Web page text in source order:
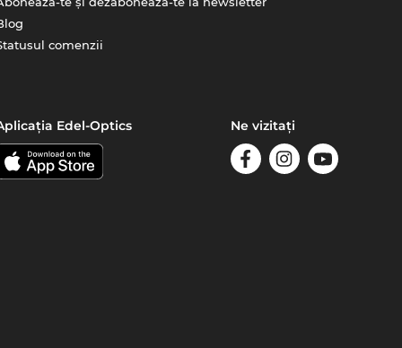
comenzii
Edel-Optics Ne vizitați